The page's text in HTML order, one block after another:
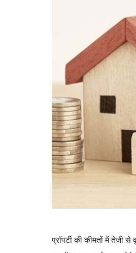
प्रॉपर्टी की कीमतों में तेजी